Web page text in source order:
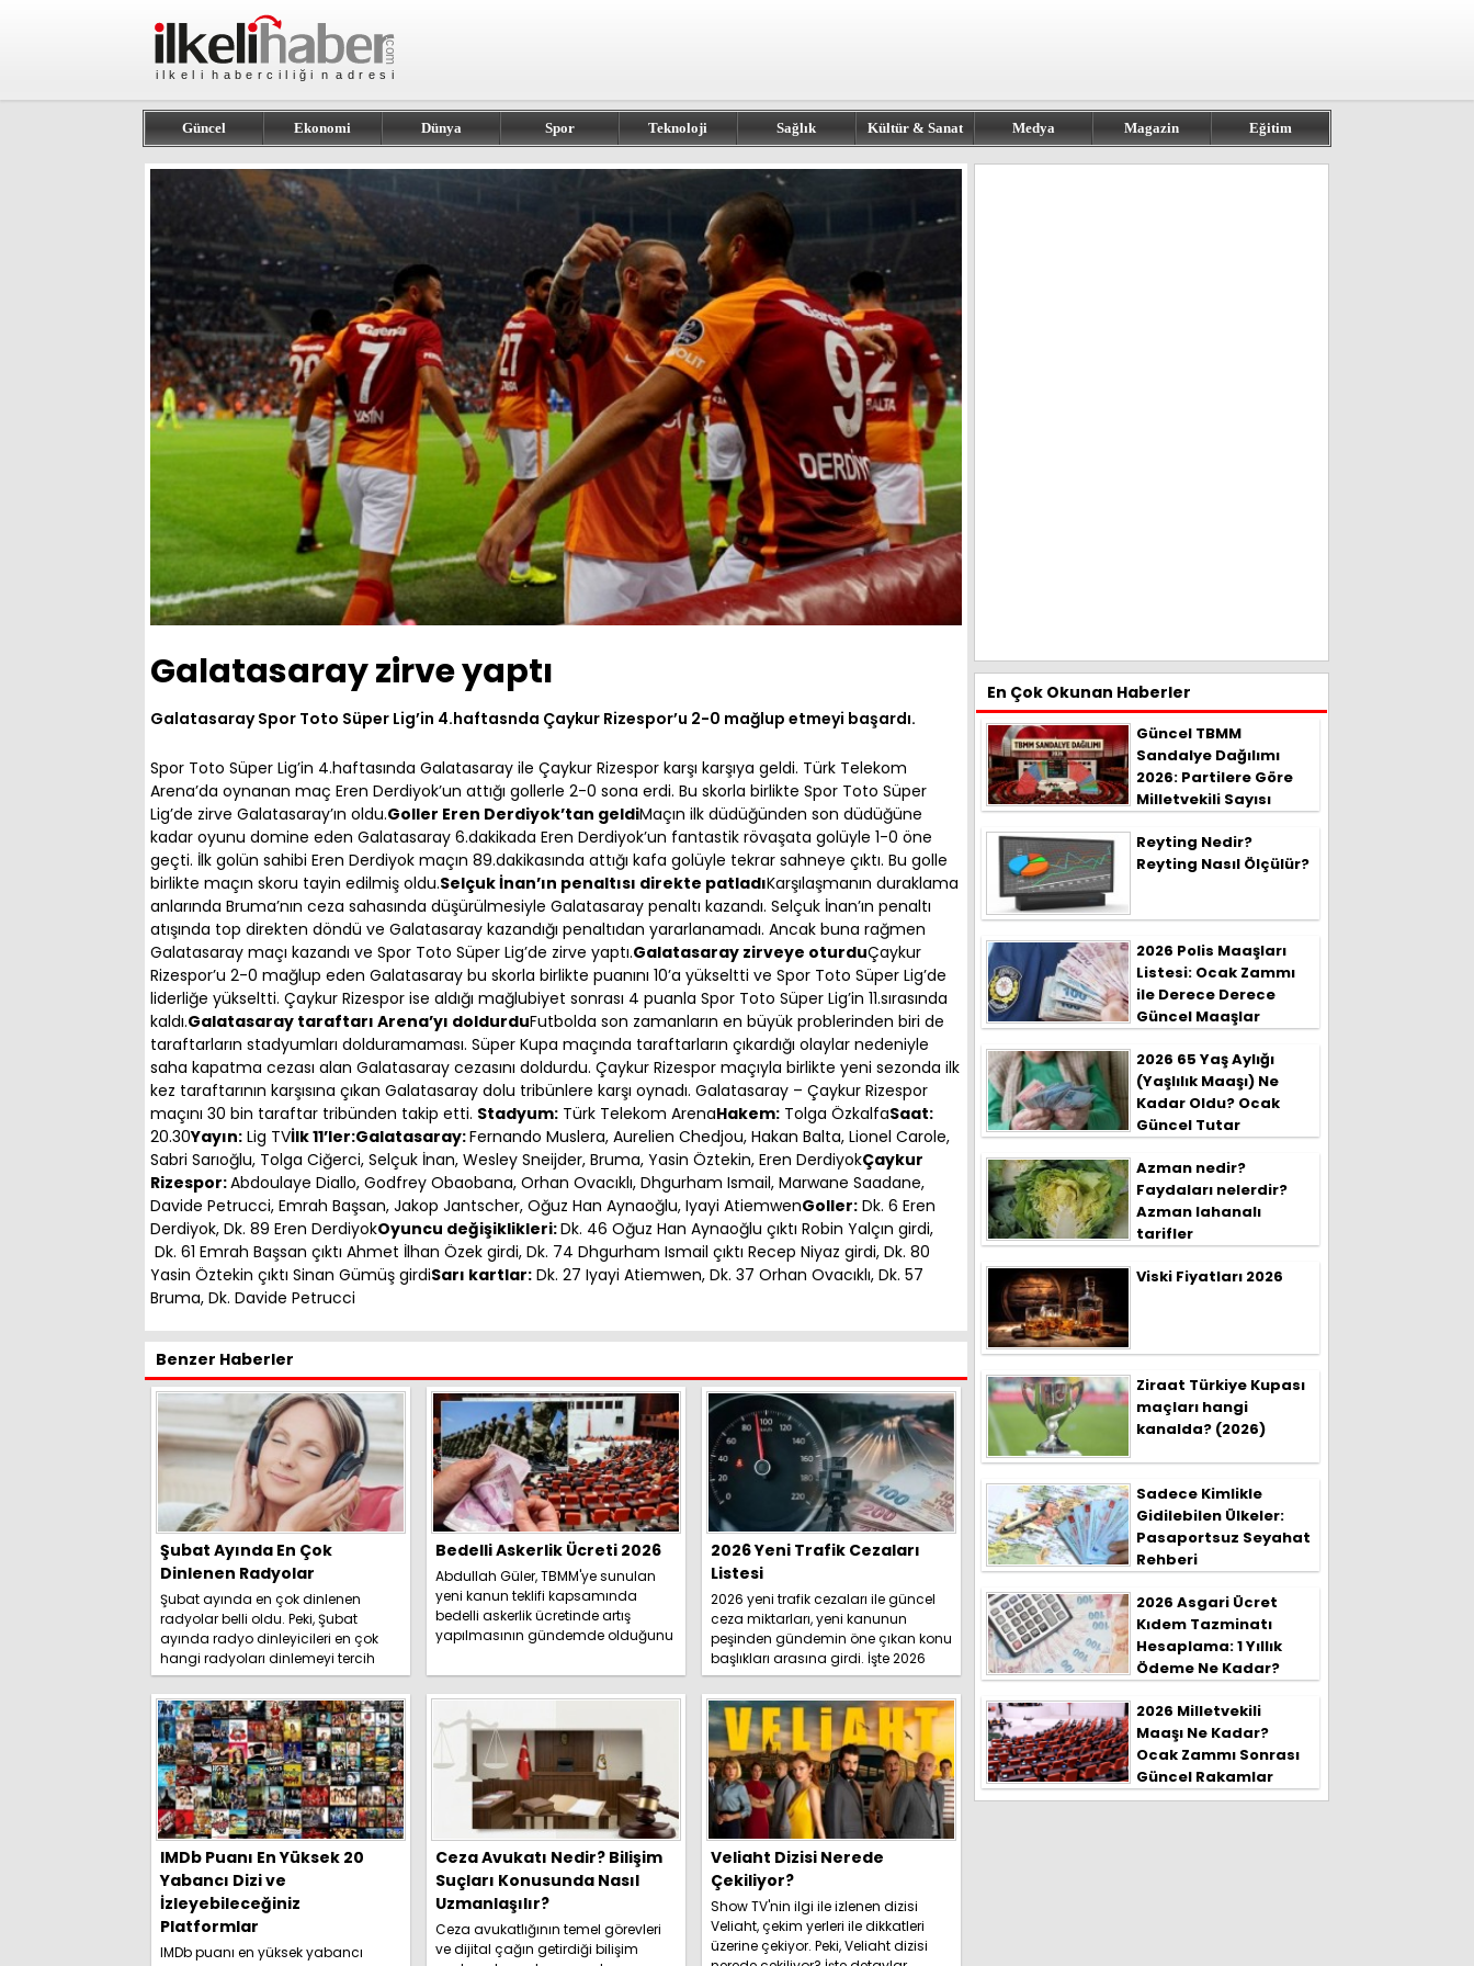
Güncel Ekonomi Dünya Spor Teknoloji Sağlık Kültür & Sanat Medya Magazin Eğitim
Galatasaray zirve yaptı
Galatasaray Spor Toto Süper Lig’in 4.haftasnda Çaykur Rizespor’u 2-0 mağlup etmeyi başardı.
Spor Toto Süper Lig’in 4.haftasında Galatasaray ile Çaykur Rizespor karşı karşıya geldi. Türk Telekom
Arena’da oynanan maç Eren Derdiyok’un attığı gollerle 2-0 sona erdi. Bu skorla birlikte Spor Toto Süper
Lig’de zirve Galatasaray’ın oldu.Goller Eren Derdiyok’tan geldiMaçın ilk düdüğünden son düdüğüne
kadar oyunu domine eden Galatasaray 6.dakikada Eren Derdiyok’un fantastik rövaşata golüyle 1-0 öne
geçti. İlk golün sahibi Eren Derdiyok maçın 89.dakikasında attığı kafa golüyle tekrar sahneye çıktı. Bu golle
birlikte maçın skoru tayin edilmiş oldu.Selçuk İnan’ın penaltısı direkte patladıKarşılaşmanın duraklama
anlarında Bruma’nın ceza sahasında düşürülmesiyle Galatasaray penaltı kazandı. Selçuk İnan’ın penaltı
atışında top direkten döndü ve Galatasaray kazandığı penaltıdan yararlanamadı. Ancak buna rağmen
Galatasaray maçı kazandı ve Spor Toto Süper Lig’de zirve yaptı.Galatasaray zirveye oturduÇaykur
Rizespor’u 2-0 mağlup eden Galatasaray bu skorla birlikte puanını 10’a yükseltti ve Spor Toto Süper Lig’de
liderliğe yükseltti. Çaykur Rizespor ise aldığı mağlubiyet sonrası 4 puanla Spor Toto Süper Lig’in 11.sırasında
kaldı.Galatasaray taraftarı Arena’yı doldurduFutbolda son zamanların en büyük problerinden biri de
taraftarların stadyumları dolduramaması. Süper Kupa maçında taraftarların çıkardığı olaylar nedeniyle
saha kapatma cezası alan Galatasaray cezasını doldurdu. Çaykur Rizespor maçıyla birlikte yeni sezonda ilk
kez taraftarının karşısına çıkan Galatasaray dolu tribünlere karşı oynadı. Galatasaray – Çaykur Rizespor
maçını 30 bin taraftar tribünden takip etti. Stadyum: Türk Telekom ArenaHakem: Tolga ÖzkalfaSaat:
20.30Yayın: Lig TVİlk 11’ler:Galatasaray:Fernando Muslera, Aurelien Chedjou, Hakan Balta, Lionel Carole,
Sabri Sarıoğlu, Tolga Ciğerci, Selçuk İnan, Wesley Sneijder, Bruma, Yasin Öztekin, Eren DerdiyokÇaykur
Rizespor:Abdoulaye Diallo, Godfrey Obaobana, Orhan Ovacıklı, Dhgurham Ismail, Marwane Saadane,
Davide Petrucci, Emrah Başsan, Jakop Jantscher, Oğuz Han Aynaoğlu, Iyayi AtiemwenGoller: Dk. 6 Eren
Derdiyok, Dk. 89 Eren DerdiyokOyuncu değişiklikleri:Dk. 46 Oğuz Han Aynaoğlu çıktı Robin Yalçın girdi,
Dk. 61 Emrah Başsan çıktı Ahmet İlhan Özek girdi, Dk. 74 Dhgurham Ismail çıktı Recep Niyaz girdi, Dk. 80
Yasin Öztekin çıktı Sinan Gümüş girdiSarı kartlar: Dk. 27 Iyayi Atiemwen, Dk. 37 Orhan Ovacıklı, Dk. 57
Bruma, Dk. Davide Petrucci
Benzer Haberler
Şubat Ayında En Çok
Dinlenen Radyolar
Şubat ayında en çok dinlenen
radyolar belli oldu. Peki, Şubat
ayında radyo dinleyicileri en çok
hangi radyoları dinlemeyi tercih
etti? İşte detaylar.....
Bedelli Askerlik Ücreti 2026
Abdullah Güler, TBMM'ye sunulan
yeni kanun teklifi kapsamında
bedelli askerlik ücretinde artış
yapılmasının gündemde olduğunu
2026 Yeni Trafik Cezaları
Listesi
2026 yeni trafik cezaları ile güncel
ceza miktarları, yeni kanunun
peşinden gündemin öne çıkan konu
başlıkları arasına girdi. İşte 2026
yeni trafik ce...
IMDb Puanı En Yüksek 20
Yabancı Dizi ve
İzleyebileceğiniz
Platformlar
IMDb puanı en yüksek yabancı
Ceza Avukatı Nedir? Bilişim
Suçları Konusunda Nasıl
Uzmanlaşılır?
Ceza avukatlığının temel görevleri
ve dijital çağın getirdiği bilişim
Veliaht Dizisi Nerede
Çekiliyor?
Show TV'nin ilgi ile izlenen dizisi
Veliaht, çekim yerleri ile dikkatleri
üzerine çekiyor. Peki, Veliaht dizisi
En Çok Okunan Haberler
Güncel TBMM
Sandalye Dağılımı
2026: Partilere Göre
Milletvekili Sayısı
Reyting Nedir?
Reyting Nasıl Ölçülür?
2026 Polis Maaşları
Listesi: Ocak Zammı
ile Derece Derece
Güncel Maaşlar
2026 65 Yaş Aylığı
(Yaşlılık Maaşı) Ne
Kadar Oldu? Ocak
Güncel Tutar
Azman nedir?
Faydaları nelerdir?
Azman lahanalı
tarifler
Viski Fiyatları 2026
Ziraat Türkiye Kupası
maçları hangi
kanalda? (2026)
Sadece Kimlikle
Gidilebilen Ülkeler:
Pasaportsuz Seyahat
Rehberi
2026 Asgari Ücret
Kıdem Tazminatı
Hesaplama: 1 Yıllık
Ödeme Ne Kadar?
2026 Milletvekili
Maaşı Ne Kadar?
Ocak Zammı Sonrası
Güncel Rakamlar